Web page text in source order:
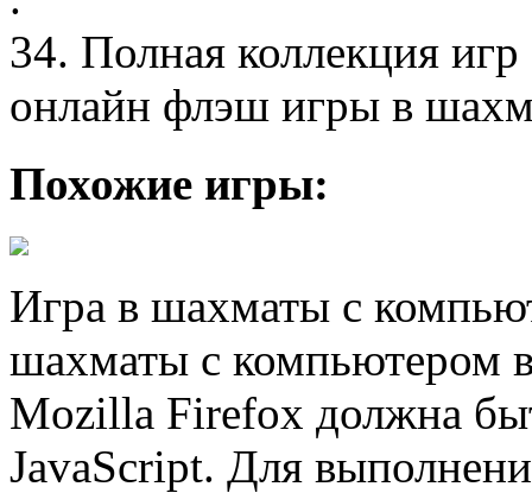
34. Полная коллекция
онлайн флэш игры в
Похожие игры:
Игра в шахматы с
шахматы с компьютером
Mozilla Firefox должна
JavaScript. Для